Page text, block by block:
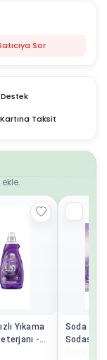
Sor
Taksit
Yıkama
-
Soda
Sodası